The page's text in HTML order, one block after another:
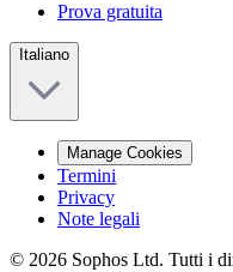
Prova gratuita
Italiano
Manage Cookies
Termini
Privacy
Note legali
© 2026 Sophos Ltd. Tutti i